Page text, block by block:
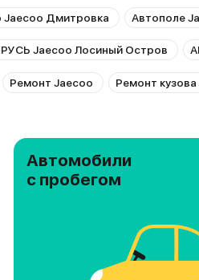
Jaecoo Дмитровка Автополе
Jaecoo Лосиный Остров
Ремонт Jaecoo Ремонт
Автомобили
с пробегом